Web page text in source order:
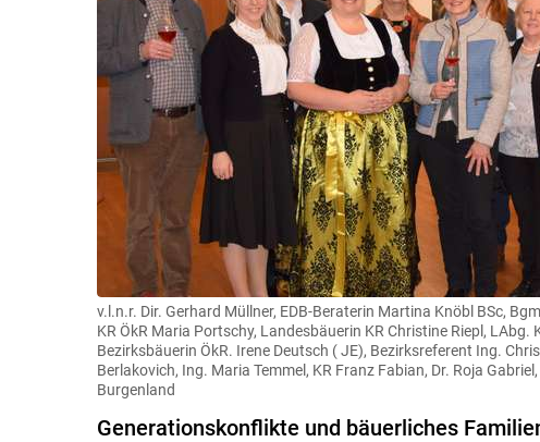
v.l.n.r. Dir. Gerhard Müllner, EDB-Beraterin Martina Knöbl BSc,
KR ÖkR Maria Portschy, Landesbäuerin KR Christine Riepl,
Bezirksbäuerin ÖkR. Irene Deutsch ( JE), Bezirksreferent Ing.
Berlakovich, Ing. Maria Temmel, KR Franz Fabian, Dr. Roja
Burgenland
Generationskonflikte und bäuerliches